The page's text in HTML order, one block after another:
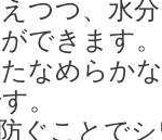
つつ、水
できます
なめらか
。
ぐことで